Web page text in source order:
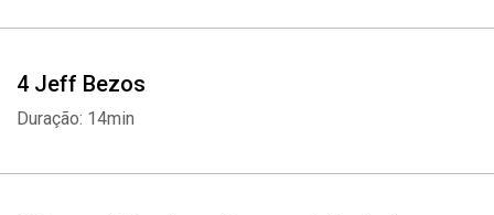
4 Jeff Bezos
Duração: 14min